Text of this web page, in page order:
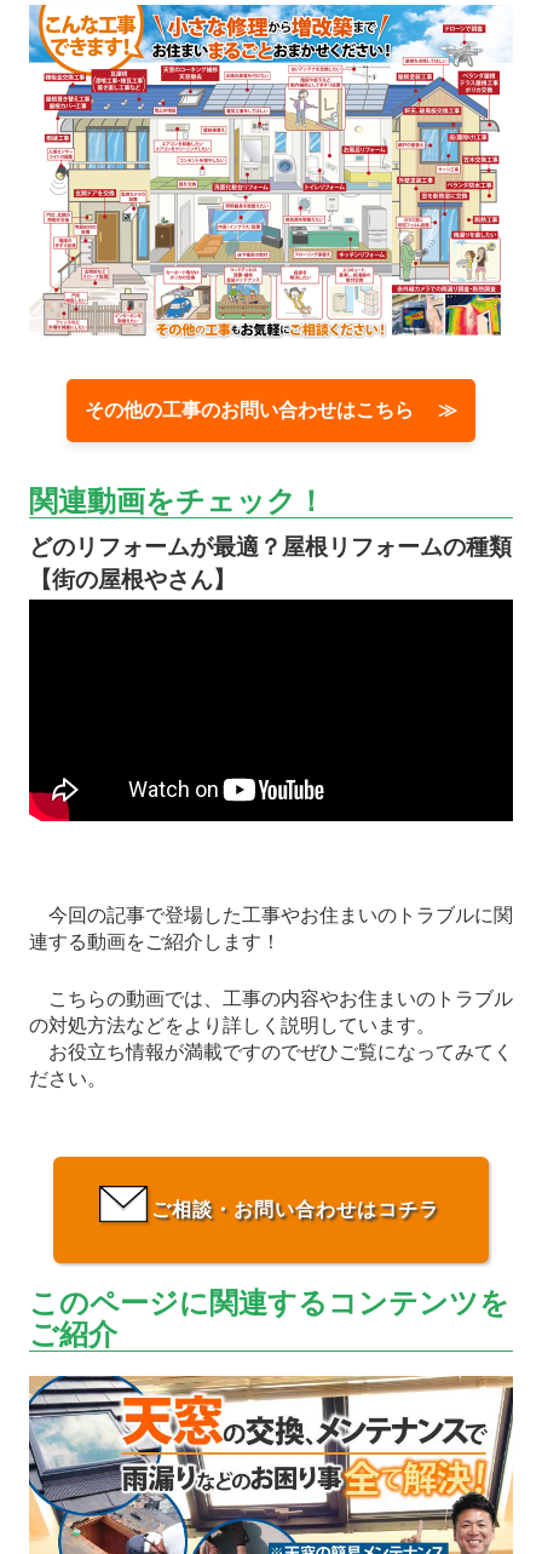
その他の工事のお問い合わせはこちら ≫
関連動画をチェック！
どのリフォームが最適？屋根リフォームの種類
【街の屋根やさん】
今回の記事で登場した工事やお住まいのトラブルに関
連する動画をご紹介します！
こちらの動画では、工事の内容やお住まいのトラブル
の対処方法などをより詳しく説明しています。
お役立ち情報が満載ですのでぜひご覧になってみてく
ださい。
ご相談・お問い合わせはコチラ
このページに関連するコンテンツを
ご紹介